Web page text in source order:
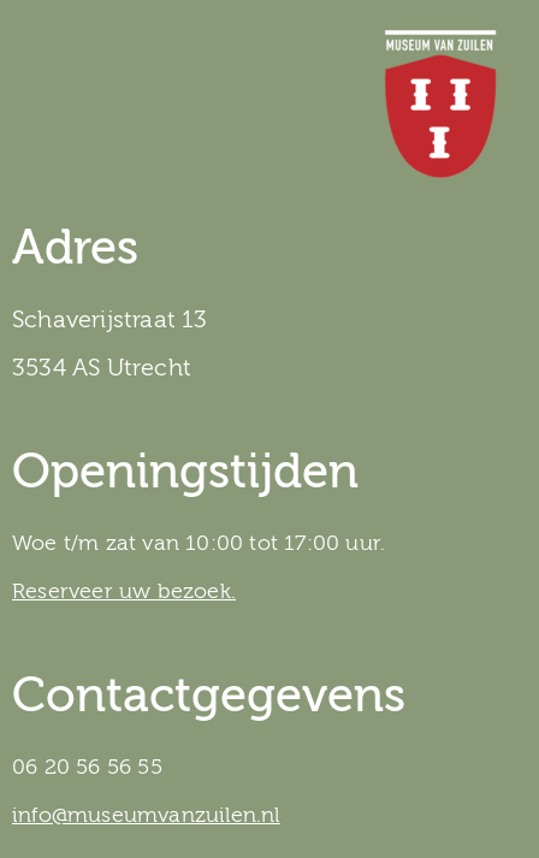
Adres
Schaverijstraat 13
3534 AS Utrecht
Openingstijden
Woe t/m zat van 10:00 tot 17:00 uur.
Reserveer uw bezoek.
Contactgegevens
06 20 56 56 55
info@museumvanzuilen.nl